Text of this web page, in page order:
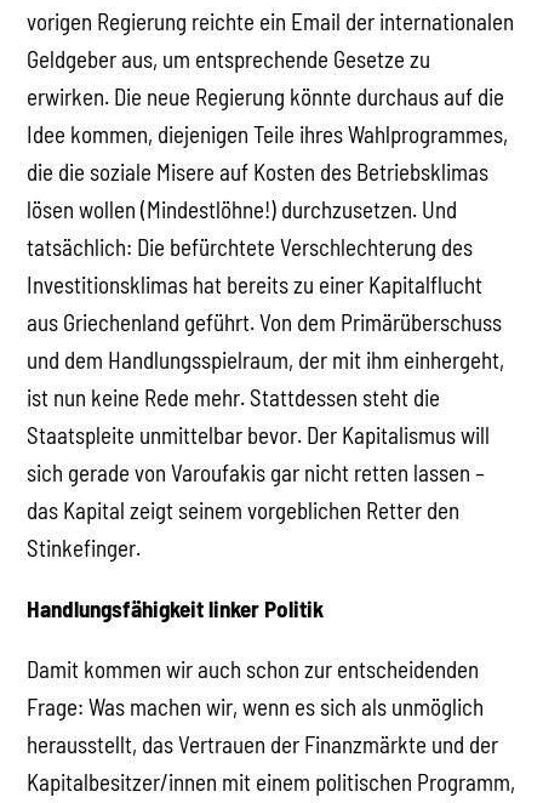
vorigen Regierung reichte ein Email der internationalen
Geldgeber aus, um entsprechende Gesetze zu
erwirken. Die neue Regierung könnte durchaus auf die
Idee kommen, diejenigen Teile ihres Wahlprogrammes,
die die soziale Misere auf Kosten des Betriebsklimas
lösen wollen (Mindestlöhne!) durchzusetzen. Und
tatsächlich: Die befürchtete Verschlechterung des
Investitionsklimas hat bereits zu einer Kapitalflucht
aus Griechenland geführt. Von dem Primärüberschuss
und dem Handlungsspielraum, der mit ihm einhergeht,
ist nun keine Rede mehr. Stattdessen steht die
Staatspleite unmittelbar bevor. Der Kapitalismus will
sich gerade von Varoufakis gar nicht retten lassen –
das Kapital zeigt seinem vorgeblichen Retter den
Stinkefinger.
Handlungsfähigkeit linker Politik
Damit kommen wir auch schon zur entscheidenden
Frage: Was machen wir, wenn es sich als unmöglich
herausstellt, das Vertrauen der Finanzmärkte und der
Kapitalbesitzer/innen mit einem politischen Programm,